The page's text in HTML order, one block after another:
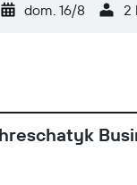
dom. 16/8 2